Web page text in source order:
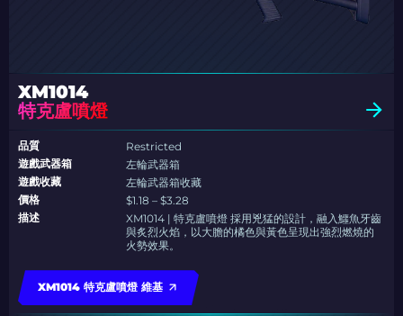
XM1014
特克盧噴燈
品質
Restricted
遊戲武器箱
左輪武器箱
遊戲收藏
左輪武器箱收藏
價格
$1.18 – $3.28
描述
XM1014 | 特克盧噴燈 採用兇猛的設計，融入鱷魚牙齒
與炙烈火焰，以大膽的橘色與黃色呈現出強烈燃燒的
火勢效果。
XM1014 特克盧噴燈 維基